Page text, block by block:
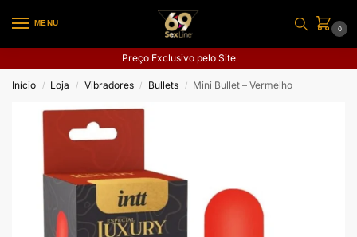
MENU
0
Preço Exclusivo pelo Site
Início / Loja / Vibradores / Bullets / Mini Bullet – Vermelho